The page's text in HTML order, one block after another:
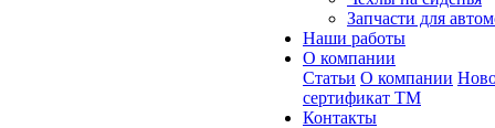
Запчасти для
Наши работы
О компании
Статьи О компании
сертификат ТМ
Контакты